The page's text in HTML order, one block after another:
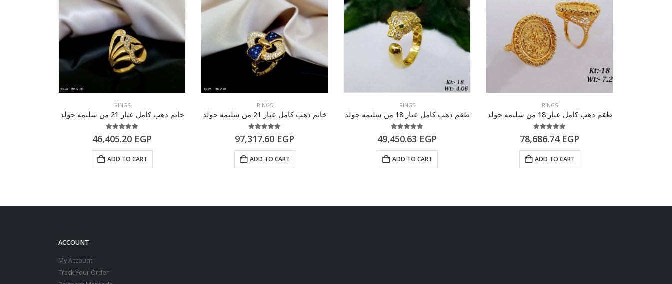
RINGS
خاتم ذهب كامل عيار 21 من سليمه جولد
46,405.20 EGP
ADD TO CART
RINGS
خاتم ذهب كامل عيار 21 من سليمه جولد
97,317.60 EGP
ADD TO CART
RINGS
طقم ذهب كامل عيار 18 من سليمه جولد
49,450.63 EGP
ADD TO CART
RINGS
طقم ذهب كامل عيار 18 من سليمه جولد
78,686.74 EGP
ADD TO CART
ACCOUNT
My Account
Track Your Order